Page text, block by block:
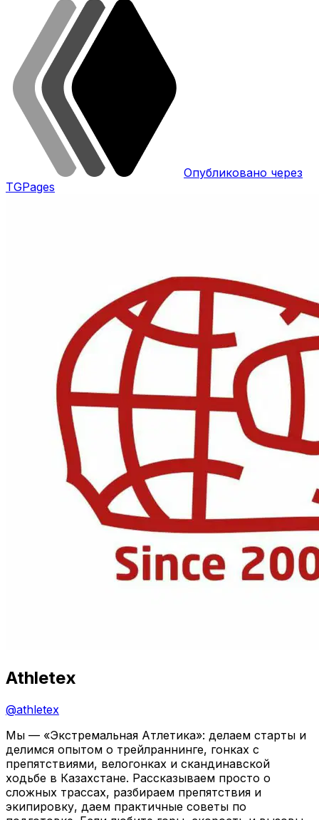
Опубликовано через
TGPages
Athletex
@athletex
Мы — «Экстремальная Атлетика»: делаем старты и
делимся опытом о трейлраннинге, гонках с
препятствиями, велогонках и скандинавской
ходьбе в Казахстане. Рассказываем просто о
сложных трассах, разбираем препятствия и
экипировку, даем практичные советы по